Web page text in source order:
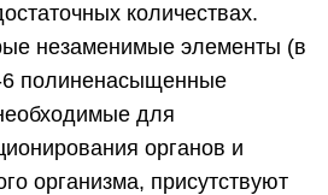
количествах.
незаменимые элементы (в
6 полиненасыщенные
для
органов и
организма, присутствуют